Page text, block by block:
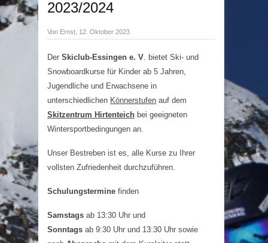
2023/2024
Von Ernst, 12. Oktober 2023
Der Skiclub-Essingen e. V . bietet Ski- und
Snowboardkurse für Kinder ab 5 Jahren,
Jugendliche und Erwachsene in
unterschiedlichen Könnerstufen auf dem
Skitzentrum Hirtenteich bei geeigneten
Wintersportbedingungen an.
Unser Bestreben ist es, alle Kurse zu Ihrer
vollsten Zufriedenheit durchzuführen.
Schulungstermine finden
Samstags ab 13:30 Uhr und
Sonntags ab 9:30 Uhr und 13:30 Uhr sowie